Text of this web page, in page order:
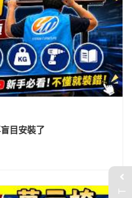
目安裝了